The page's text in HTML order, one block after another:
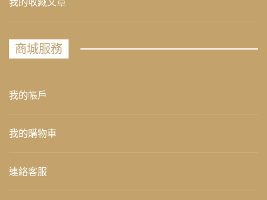
我的收藏文章
商城服務
我的帳戶
我的購物車
連絡客服